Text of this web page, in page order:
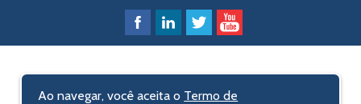
Ao navegar, você aceita o Termo de